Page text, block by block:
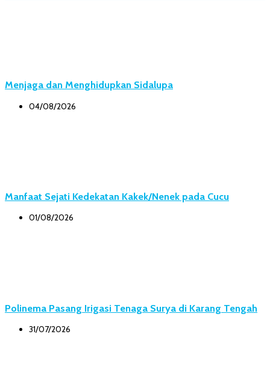
Menjaga dan Menghidupkan Sidalupa
04/08/2026
Manfaat Sejati Kedekatan Kakek/Nenek pada Cucu
01/08/2026
Polinema Pasang Irigasi Tenaga Surya di Karang Tengah
31/07/2026